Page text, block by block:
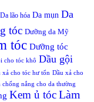
Da lão hóa Da mụn Da
tóc Dưỡng da Mỹ
tóc Dưỡng tóc
cho tóc khô Dầu gội
xả cho tóc hư tổn Dầu xả cho
chống nắng cho da thường
Kem ủ tócLàm